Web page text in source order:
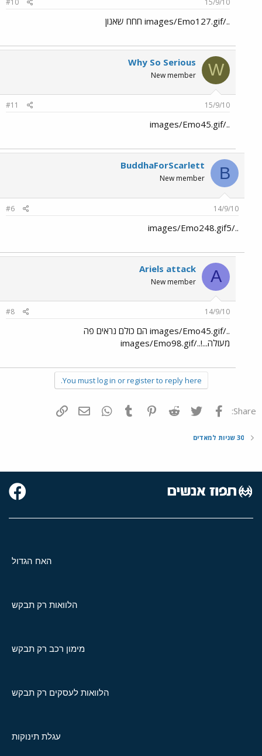
../images/Emo127.gif חחח שאנון
W
Why So Serious
New member
15/9/10
#11
../images/Emo45.gif
B
BuddhaForScarlett
New member
14/9/10
#6
../images/Emo248.gif5
A
Ariels attack
New member
14/9/10
#8
../images/Emo45.gif הם כולם נראים פה
מעולה...!../images/Emo98.gif
You must log in or register to reply here.
Share: פייסבוק Twitter
Reddit
Pinterest
Tumblr
WhatsAppדואר אלקטרוני
30 שניות למאדים
האח הגדול
הלוואות רק תבקש
מימון רכב רק תבקש
הלוואות לעסקים רק תבקש
עגלת תינוקות